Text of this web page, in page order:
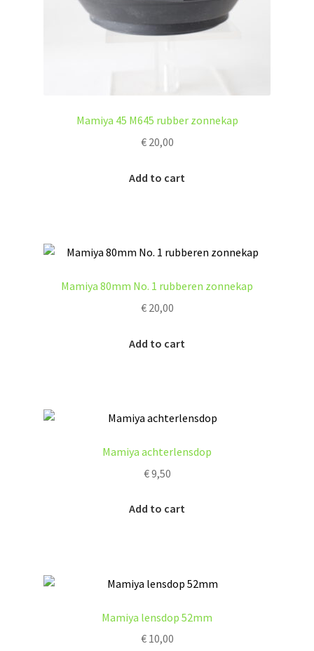
Mamiya 45 M645 rubber zonnekap
€20,00
Add to cart
Mamiya 80mm No. 1 rubberen zonnekap
€20,00
Add to cart
Mamiya achterlensdop
€9,50
Add to cart
Mamiya lensdop 52mm
€10,00